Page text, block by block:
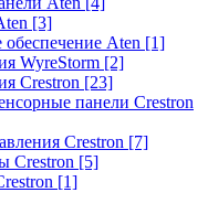
[3]
Aten [1]
WyreStorm [2]
Crestron [23]
панели Crestron
Crestron [7]
Crestron [5]
[1]